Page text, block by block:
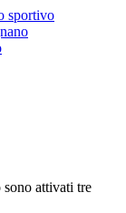
sportivo
attivati tre